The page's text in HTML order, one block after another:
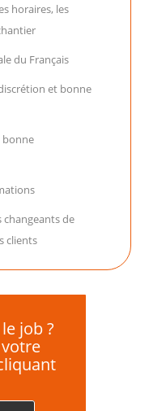
horaires, les
du Français
et bonne
bonne
changeants de
clients
job ?